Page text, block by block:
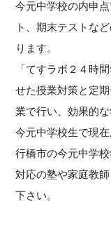
今元中学校の内申
ト、期末テストな
ります。
「てすラボ２４時
せた授業対策と定
業で行い、効果的
今元中学校生で現
行橋市の今元中学
対応の塾や家庭教
下さい。